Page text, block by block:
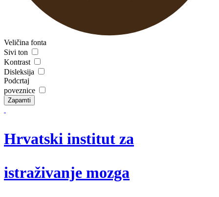
Veličina fonta
Sivi ton
Kontrast
Disleksija
Podcrtaj
poveznice
Zapamti
Hrvatski institut za
istraživanje mozga